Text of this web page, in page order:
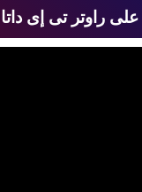
راوتر تى إى داتا